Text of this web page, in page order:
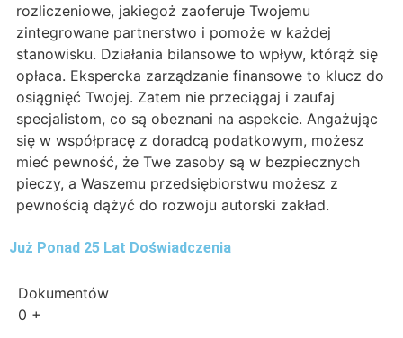
rozliczeniowe, jakiegoż zaoferuje Twojemu
zintegrowane partnerstwo i pomoże w każdej
stanowisku. Działania bilansowe to wpływ, którąż się
opłaca. Ekspercka zarządzanie finansowe to klucz do
osiągnięć Twojej. Zatem nie przeciągaj i zaufaj
specjalistom, co są obeznani na aspekcie. Angażując
się w współpracę z doradcą podatkowym, możesz
mieć pewność, że Twe zasoby są w bezpiecznych
pieczy, a Waszemu przedsiębiorstwu możesz z
pewnością dążyć do rozwoju autorski zakład.
Już Ponad 25 Lat Doświadczenia
Dokumentów
0 +